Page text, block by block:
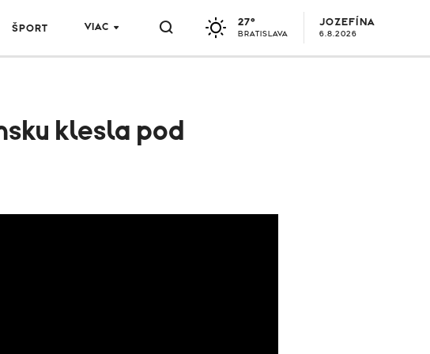
ŠPORT VIAC 27°
BRATISLAVA
JOZEFÍNA
6.8.2026
klesla pod